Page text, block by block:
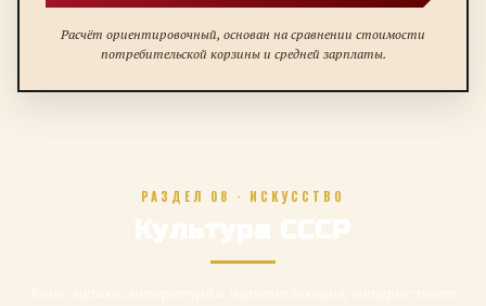
Расчёт ориентировочный, основан на сравнении стоимости
потребительской корзины и средней зарплаты.
РАЗДЕЛ 08 · ИСКУССТВО
Культура СССР